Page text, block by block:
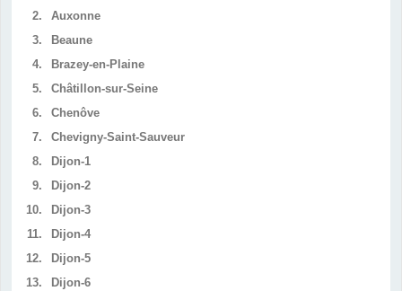
2.
Auxonne
3.
Beaune
4.
Brazey-en-Plaine
5.
Châtillon-sur-Seine
6.
Chenôve
7.
Chevigny-Saint-Sauveur
8.
Dijon-1
9.
Dijon-2
10.
Dijon-3
11.
Dijon-4
12.
Dijon-5
13.
Dijon-6